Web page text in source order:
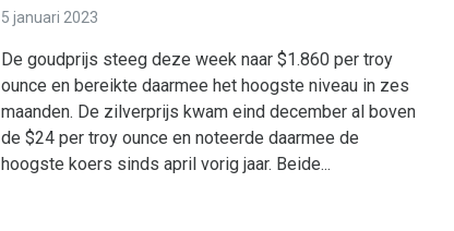
5 januari 2023
De goudprijs steeg deze week naar $1.860 per troy
ounce en bereikte daarmee het hoogste niveau in zes
maanden. De zilverprijs kwam eind december al boven
de $24 per troy ounce en noteerde daarmee de
hoogste koers sinds april vorig jaar. Beide...